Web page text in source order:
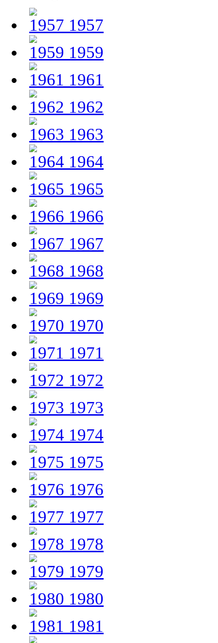
1957
1959
1961
1962
1963
1964
1965
1966
1967
1968
1969
1970
1971
1972
1973
1974
1975
1976
1977
1978
1979
1980
1981